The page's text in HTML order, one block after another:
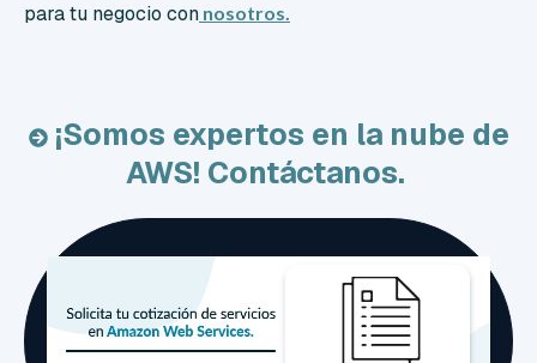
para tu negocio con nosotros.
¡Somos expertos en la nube de
AWS! Contáctanos.